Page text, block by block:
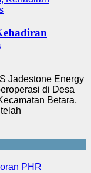
Jadestone Energy
di Desa
Betara,